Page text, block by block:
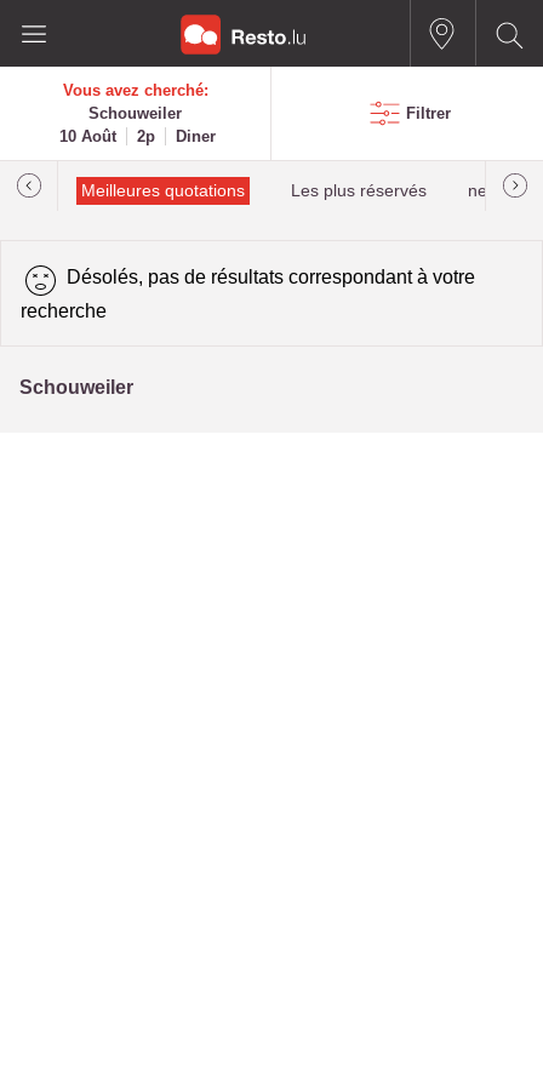
Vous avez cherché:
Schouweiler
10 Août
2p Diner
Filtrer
Meilleures quotations Les plus réservés
Désolés, pas de résultats correspondant à votre
recherche
Schouweiler